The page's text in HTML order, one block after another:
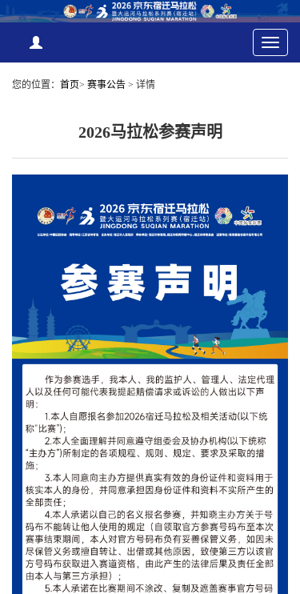
Toggle
您的位置： 首页> 赛事公告 > 详情
2026马拉松参赛声明